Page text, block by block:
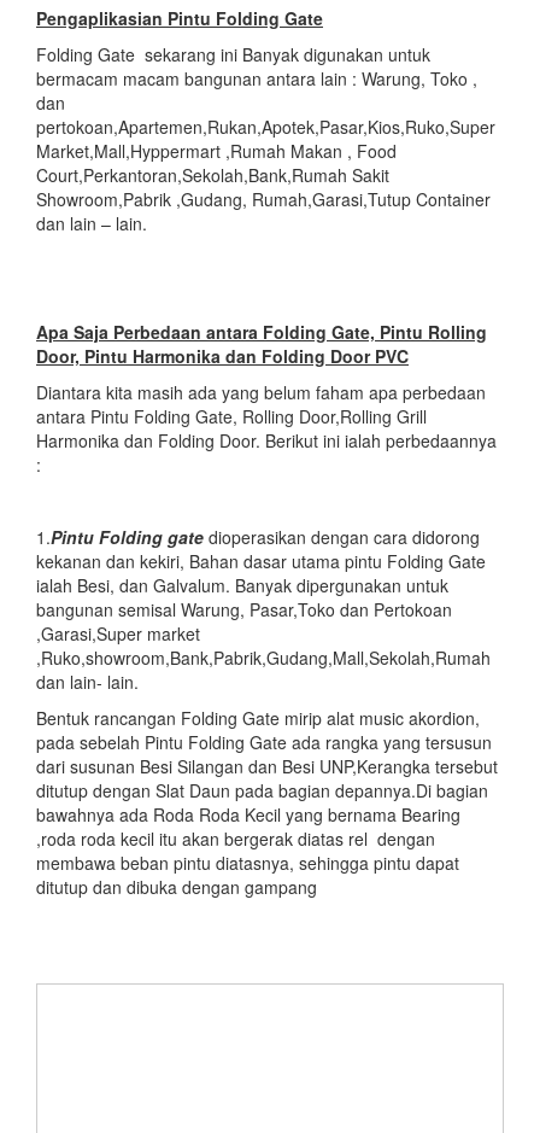
Pengaplikasian Pintu Folding Gate
Folding Gate sekarang ini Banyak digunakan untuk
bermacam macam bangunan antara lain : Warung, Toko ,
dan
pertokoan,Apartemen,Rukan,Apotek,Pasar,Kios,Ruko,Super
Market,Mall,Hyppermart ,Rumah Makan , Food
Court,Perkantoran,Sekolah,Bank,Rumah Sakit
Showroom,Pabrik ,Gudang, Rumah,Garasi,Tutup Container
dan lain – lain.
Apa Saja Perbedaan antara Folding Gate, Pintu Rolling
Door, Pintu Harmonika dan Folding Door PVC
Diantara kita masih ada yang belum faham apa perbedaan
antara Pintu Folding Gate, Rolling Door,Rolling Grill
Harmonika dan Folding Door. Berikut ini ialah perbedaannya
:
1.Pintu Folding gate dioperasikan dengan cara didorong
kekanan dan kekiri, Bahan dasar utama pintu Folding Gate
ialah Besi, dan Galvalum. Banyak dipergunakan untuk
bangunan semisal Warung, Pasar,Toko dan Pertokoan
,Garasi,Super market
,Ruko,showroom,Bank,Pabrik,Gudang,Mall,Sekolah,Rumah
dan lain- lain.
Bentuk rancangan Folding Gate mirip alat music akordion,
pada sebelah Pintu Folding Gate ada rangka yang tersusun
dari susunan Besi Silangan dan Besi UNP,Kerangka tersebut
ditutup dengan Slat Daun pada bagian depannya.Di bagian
bawahnya ada Roda Roda Kecil yang bernama Bearing
,roda roda kecil itu akan bergerak diatas rel dengan
membawa beban pintu diatasnya, sehingga pintu dapat
ditutup dan dibuka dengan gampang